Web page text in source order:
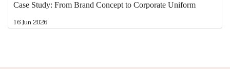
Case Study: From Brand Concept to Corporate Uniform
16 Jun 2026